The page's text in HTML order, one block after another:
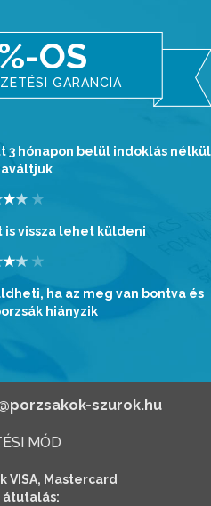
OS
GARANCIA
3 hónapon belül indoklás nélkül
is vissza lehet küldeni
ha az meg van bontva és
hiányzik
szurok.hu
MÓD
VISA, Mastercard
átutalás: